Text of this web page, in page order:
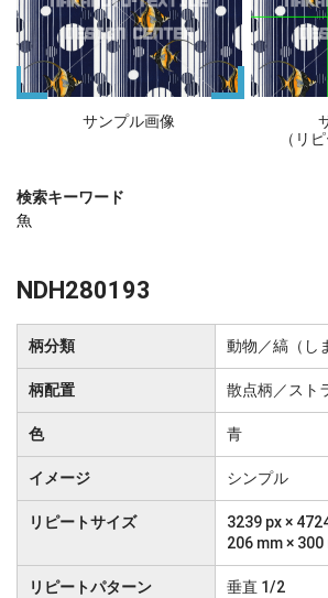
サンプル画像
（リ
検索キーワード
魚
NDH280193
柄分類 動物／縞（し
柄配置 散点柄／スト
色 青
イメージ シンプル
リピートサイズ
3239 px ×
206 mm × 300
リピートパターン 垂直 1/2